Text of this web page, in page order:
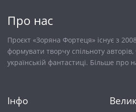
Про нас
Проєкт «Зоряна Фортеця» існує з
формувати творчу спільноту авторів,
українській фантастиці. Більше про
Інфо